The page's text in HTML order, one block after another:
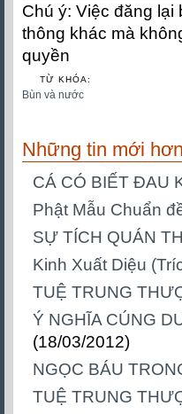
Chú ý: Việc đăng
thông khác mà
quyền
TỪ KHÓA:
Bùn và nước
Những tin mới hơn
CÁ CÓ BIẾT ĐAU
Phật Mẫu Chuẩn
SỰ TÍCH QUÁN
Kinh Xuất Diệu
TUỆ TRUNG
Ý NGHĨA CÚNG
(18/03/2012)
NGỌC BÁU
TUỆ TRUNG